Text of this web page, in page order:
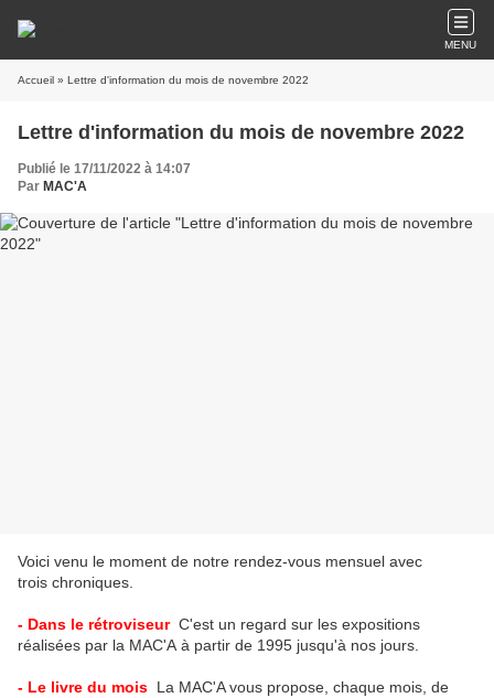
MENU
Accueil » Lettre d'information du mois de novembre 2022
Lettre d'information du mois de novembre 2022
Publié le 17/11/2022 à 14:07
Par MAC'A
Voici venu le moment de notre rendez-vous mensuel avec
trois chroniques.
- Dans le rétroviseur C'est un regard sur les expositions
réalisées par la MAC'A à partir de 1995 jusqu'à nos jours.
- Le livre du mois La MAC'A vous propose, chaque mois, de